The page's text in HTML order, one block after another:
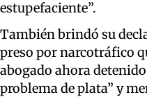
estupefaciente”.
También brindó su
preso por narcotráfico
abogado ahora
problema de plata” y